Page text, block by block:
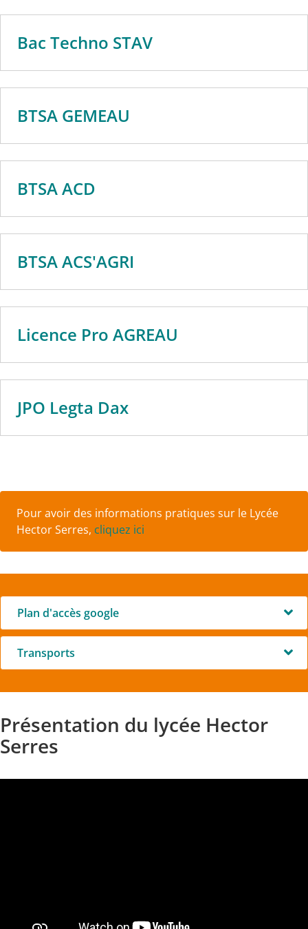
Bac Techno STAV
BTSA GEMEAU
BTSA ACD
BTSA ACS'AGRI
Licence Pro AGREAU
JPO Legta Dax
Pour avoir des informations pratiques sur le Lycée
Hector Serres, cliquez ici
Plan d'accès google
Transports
Présentation du lycée Hector
Serres